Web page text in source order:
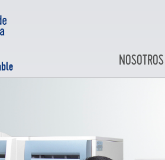
NOSOTROS